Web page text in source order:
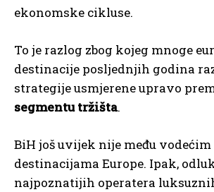
ekonomske cikluse.
To je razlog zbog kojeg mnoge
destinacije posljednjih godina
strategije usmjerene upravo
segmentu tržišta.
BiH još uvijek nije među
destinacijama Europe. Ipak,
najpoznatijih operatera